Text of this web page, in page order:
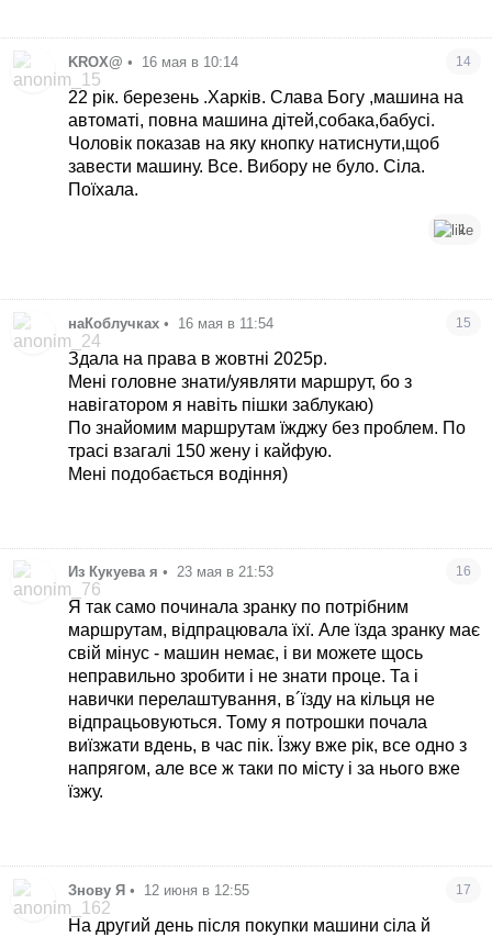
KROX@ • 16 мая в 10:14 14
22 рік. березень .Харків. Слава Богу ,машина на
автоматі, повна машина дітей,собака,бабусі.
Чоловік показав на яку кнопку натиснути,щоб
завести машину. Все. Вибору не було. Сіла.
Поїхала.
1
наКоблучках • 16 мая в 11:54 15
Здала на права в жовтні 2025р.
Мені головне знати/уявляти маршрут, бо з
навігатором я навіть пішки заблукаю)
По знайомим маршрутам їжджу без проблем. По
трасі взагалі 150 жену і кайфую.
Мені подобається водіння)
Из Кукуева я • 23 мая в 21:53 16
Я так само починала зранку по потрібним
маршрутам, відпрацювала їхї. Але їзда зранку має
свій мінус - машин немає, і ви можете щось
неправильно зробити і не знати проце. Та і
навички перелаштування, в´їзду на кільця не
відпрацьовуються. Тому я потрошки почала
виїзжати вдень, в час пік. Їзжу вже рік, все одно з
напрягом, але все ж таки по місту і за нього вже
їзжу.
Знову Я • 12 июня в 12:55 17
На другий день після покупки машини сіла й